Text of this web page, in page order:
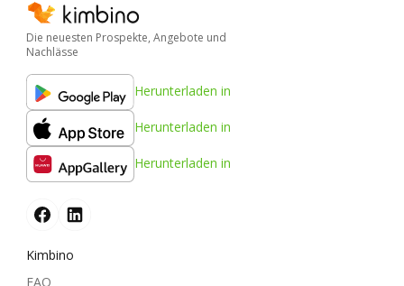
Die neuesten Prospekte, Angebote und
Nachlässe
Herunterladen in
Herunterladen in
Herunterladen in
Kimbino
FAQ